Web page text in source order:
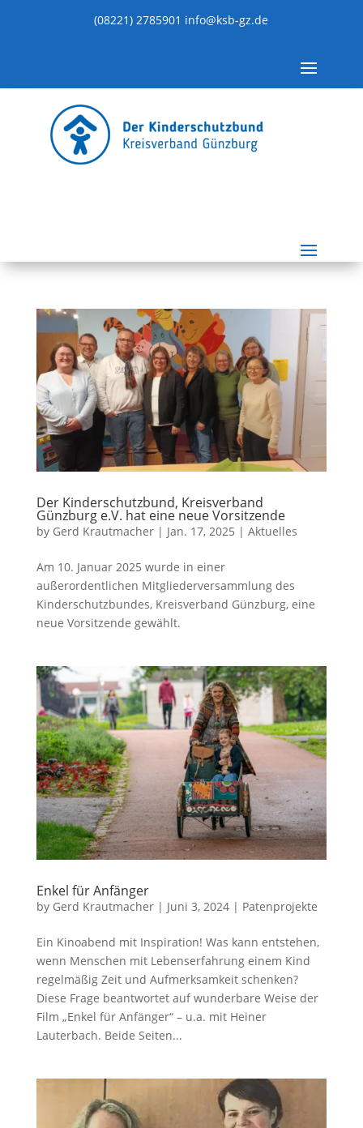
(08221) 2785901 info@ksb-gz.de
Der Kinderschutzbund, Kreisverband
Günzburg e.V. hat eine neue Vorsitzende
by Gerd Krautmacher| Jan. 17, 2025 | Aktuelles
Am 10. Januar 2025 wurde in einer
außerordentlichen Mitgliederversammlung des
Kinderschutzbundes, Kreisverband Günzburg, eine
neue Vorsitzende gewählt.
Enkel für Anfänger
by Gerd Krautmacher| Juni 3, 2024| Patenprojekte
Ein Kinoabend mit Inspiration! Was kann entstehen,
wenn Menschen mit Lebenserfahrung einem Kind
regelmäßig Zeit und Aufmerksamkeit schenken?
Diese Frage beantwortet auf wunderbare Weise der
Film „Enkel für Anfänger“ – u.a. mit Heiner
Lauterbach. Beide Seiten...